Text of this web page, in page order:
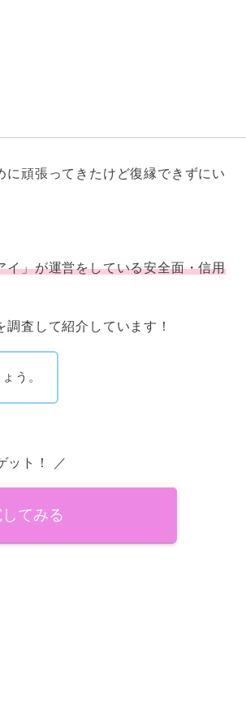
に頑張ってきたけど復縁できずにい
イ」が運営をしている安全面・信用
査して紹介しています！
う。
ット！ ／
てみる